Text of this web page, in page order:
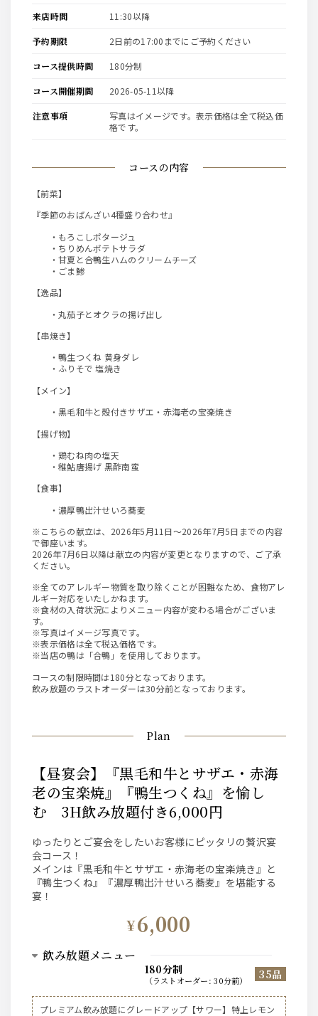
コースの内容
【前菜】
『季節のおばんざい4種盛り合わせ』
・もろこしポタージュ
・ちりめんポテトサラダ
・甘夏と合鴨生ハムのクリームチーズ
・ごま鯵
【逸品】
・丸茄子とオクラの揚げ出し
【串焼き】
・鴨生つくね 黄身ダレ
・ふりそで 塩焼き
【メイン】
・黒毛和牛と殻付きサザエ・赤海老の宝楽焼き
【揚げ物】
・鶏むね肉の塩天
・稚鮎唐揚げ 黒酢南蛮
【食事】
・濃厚鴨出汁せいろ蕎麦
※こちらの献立は、2026年5月11日～2026年7月5日までの内容
で御座います。
2026年7月6日以降は献立の内容が変更となりますので、ご了承
ください。
※全てのアレルギー物質を取り除くことが困難なため、食物アレ
ルギー対応をいたしかねます。
※食材の入荷状況によりメニュー内容が変わる場合がございま
す。
※写真はイメージ写真です。
※表示価格は全て税込価格です。
※当店の鴨は「合鴨」を使用しております。
コースの制限時間は180分となっております。
飲み放題のラストオーダーは30分前となっております。
来店時間 11:30以降
予約期限 2日前の17:00までにご予約ください
コース提供時間 180分制
コース開催期間 2026-05-11以降
注意事項
写真はイメージです。表示価格は全て税込価
格です。
Plan
【昼宴会】『黒毛和牛とサザエ・赤海
老の宝楽焼』『鴨生つくね』を愉し
む 3H飲み放題付き6,000円
ゆったりとご宴会をしたいお客様にピッタリの贅沢宴
会コース！
メインは『黒毛和牛とサザエ・赤海老の宝楽焼き』と
『鴨生つくね』『濃厚鴨出汁せいろ蕎麦』を堪能する
宴！
¥6,000
飲み放題メニュー
180分制
（ ラストオーダー:30分前） 35品
サントリー【ビール】
プレミアム飲み放題にグレードアップ【サワー】特上レモン